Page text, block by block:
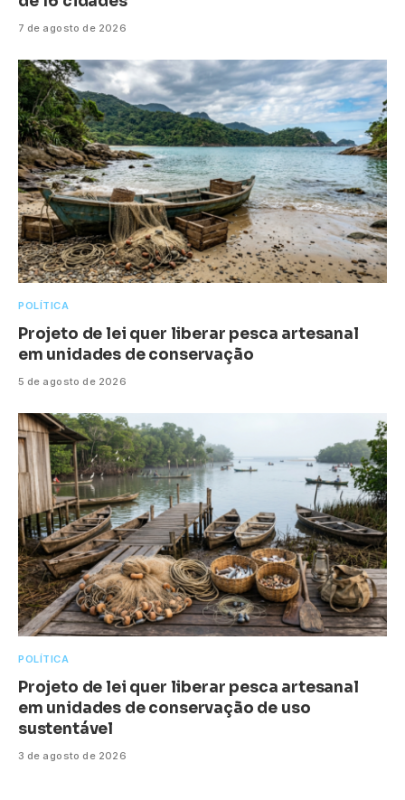
7 de agosto de 2026
POLÍTICA
Projeto de lei quer liberar pesca artesanal
em unidades de conservação
5 de agosto de 2026
POLÍTICA
Projeto de lei quer liberar pesca artesanal
em unidades de conservação de uso
sustentável
3 de agosto de 2026